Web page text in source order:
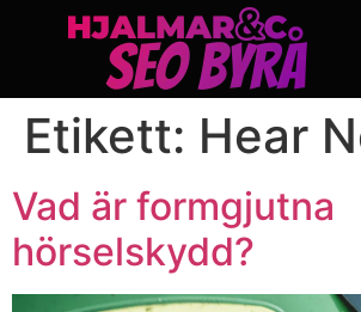
Etikett: Hear
Vad är formgjutna
hörselskydd?